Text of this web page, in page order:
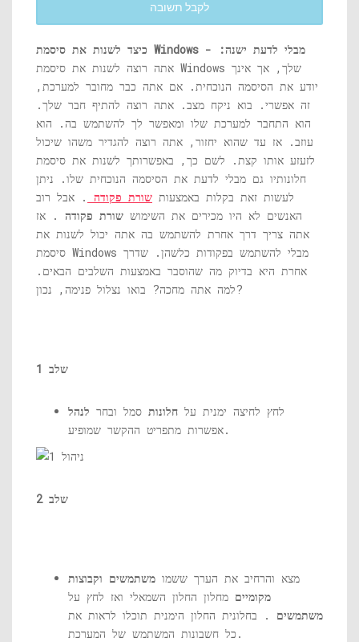
לקבל תשובה
כיצד לשנות את סיסמת Windows מבלי לדעת ישנה: -
אתה רוצה לשנות את סיסמת Windows שלך, אך אינך
יודע את הסיסמה הנוכחית. אם אתה כבר מחובר למערכת,
זה אפשרי. בוא ניקח מצב. אתה רוצה להתיף חבר שלך.
הוא התחבר למערכת שלו ומאפשר לך להשתמש בה. הוא
עוזב. אז עד שהוא יחזור, אתה רוצה להגדיר משהו שיכול
לזעזע אותו קצת. לשם כך, באפשרותך לשנות את סיסמת
חלונותיו גם מבלי לדעת את הסיסמה הנוכחית שלו. ניתן
לעשות זאת בקלות באמצעות שורת פקודה . אבל רוב
האנשים לא היו מכירים את השימוש שורת פקודה . אז
אתה צריך דרך אחרת להשתמש בה אתה יכול לשנות את
סיסמת Windows מבלי להשתמש בפקודות כלשהן. שדרך
אחרת היא בדיוק מה שהוסבר באמצעות השלבים הבאים.
למה אתה מחכה? בואו נצלול פנימה, נכון?
שלב 1
לחץ לחיצה ימנית על חלונות סמל ובחר לנהל
אפשרות מתפריט ההקשר שמופיע.
שלב 2
מצא והרחיב את הערך ששמו משתמשים וקבוצות
מקומיים מחלון החלון השמאלי ואז לחץ על
משתמשים . בחלונית החלון הימנית תוכלו לראות את
כל חשבונות המשתמש של המערכת.